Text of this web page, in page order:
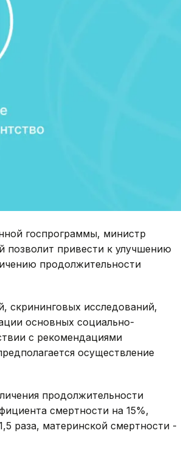
госпрограммы, министр
позволит привести к улучшению
продолжительности
скрининговых исследований,
основных социально-
с рекомендациями
осуществление
продолжительности
смертности на 15%,
раза, материнской смертности -